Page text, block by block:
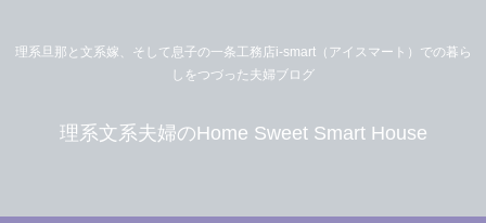
理系旦那と文系嫁、そして息子の一条工務店i-smart（アイスマート）での暮ら
しをつづった夫婦ブログ
理系文系夫婦のHome Sweet Smart House